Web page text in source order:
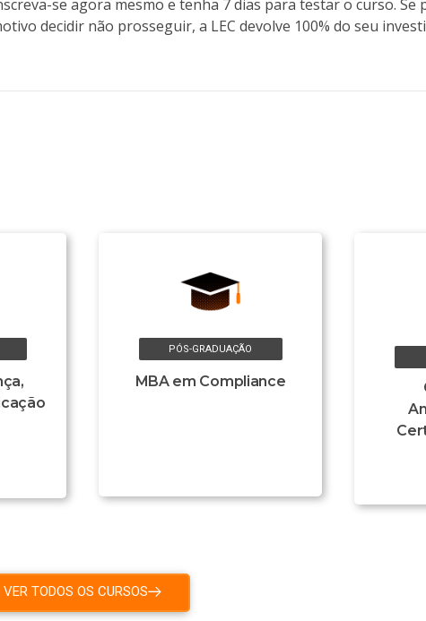
se agora mesmo e tenha 7 dias para testar o curso. Se
decidir não prosseguir, a LEC devolve 100% do seu
PÓS-GRADUAÇÃO
MBA em Compliance
VER TODOS OS CURSOS